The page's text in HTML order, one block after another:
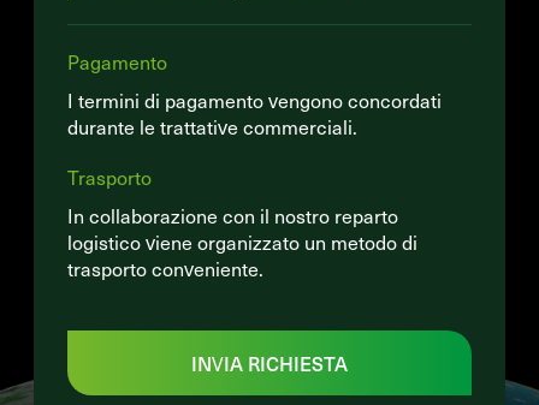
Pagamento
I termini di pagamento vengono concordati
durante le trattative commerciali.
Trasporto
In collaborazione con il nostro reparto
logistico viene organizzato un metodo di
trasporto conveniente.
INVIA RICHIESTA